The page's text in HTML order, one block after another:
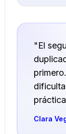
"El
Clara